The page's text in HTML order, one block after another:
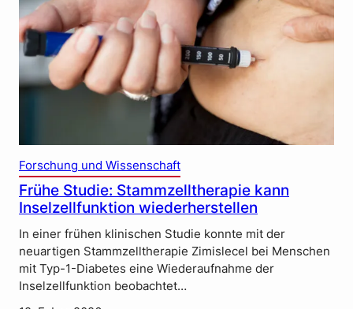
Forschung und Wissenschaft
Frühe Studie: Stammzelltherapie kann
Inselzellfunktion wiederherstellen
In einer frühen klinischen Studie konnte mit der
neuartigen Stammzelltherapie Zimislecel bei Menschen
mit Typ-1-Diabetes eine Wiederaufnahme der
Inselzellfunktion beobachtet…